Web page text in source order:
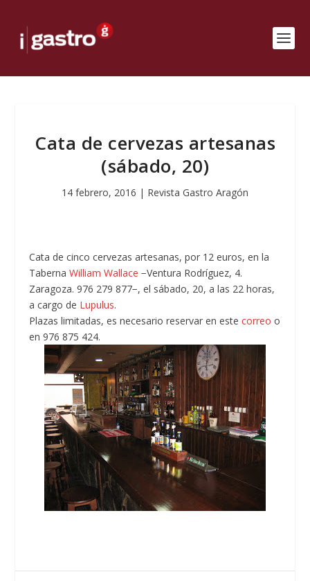
Cata de cervezas artesanas
(sábado, 20)
14 febrero, 2016 | Revista Gastro Aragón
Cata de cinco cervezas artesanas, por 12 euros, en la
TabernaWilliam Wallace−Ventura Rodríguez, 4.
Zaragoza. 976 279 877−, el sábado, 20, a las 22 horas,
a cargo de Lupulus.
Plazas limitadas, es necesario reservar en estecorreo o
en 976 875 424.